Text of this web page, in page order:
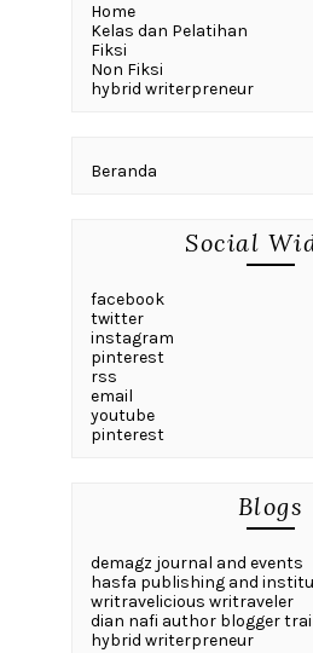
Home
Kelas dan Pelatihan
Fiksi
Non Fiksi
hybrid writerpreneur
Beranda
Social
facebook
twitter
instagram
pinterest
rss
email
youtube
pinterest
Blogs
demagz journal and events
hasfa publishing and
writravelicious writraveler
dian nafi author blogger
hybrid writerpreneur